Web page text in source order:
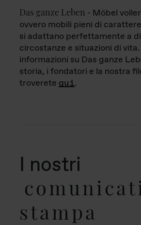
Das ganze Leben - Möbel
ovvero mobili pieni di
si adattano perfettamente a
circostanze e situazioni di
informazioni su Das ganze
storia, i fondatori e la nostra
troverete qui.
I nostri
stampa